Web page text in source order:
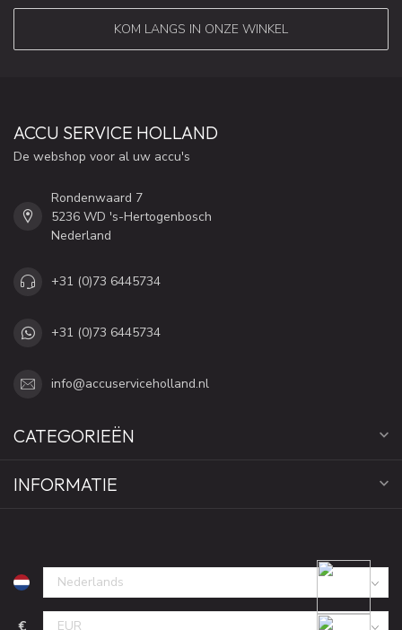
KOM LANGS IN ONZE WINKEL
ACCU SERVICE HOLLAND
De webshop voor al uw accu's
Rondenwaard 7
5236 WD 's-Hertogenbosch
Nederland
+31 (0)73 6445734
+31 (0)73 6445734
info@accuserviceholland.nl
CATEGORIEËN
INFORMATIE
€